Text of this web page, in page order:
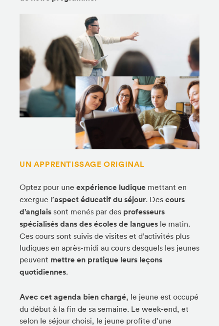
UN APPRENTISSAGE ORIGINAL
Optez pour une expérience ludique mettant en
exergue l’aspect éducatif du séjour. Des cours
d’anglais sont menés par des professeurs
spécialisés dans des écoles de langues le matin.
Ces cours sont suivis de visites et d’activités plus
ludiques en après-midi au cours desquels les jeunes
peuvent mettre en pratique leurs leçons
quotidiennes.
Avec cet agenda bien chargé, le jeune est occupé
du début à la fin de sa semaine. Le week-end, et
selon le séjour choisi, le jeune profite d’une